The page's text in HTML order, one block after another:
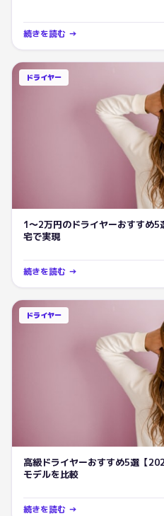
続きを読む →
ドライヤー
1〜2万円のドライヤーおすすめ
宅で実現
続きを読む →
ドライヤー
高級ドライヤーおすすめ5選【
モデルを比較
続きを読む →